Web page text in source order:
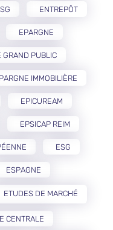
ENTREPÔT
EPARGNE
GRAND PUBLIC
IMMOBILIÈRE
EPICUREAM
EPSICAP REIM
ESG
ESPAGNE
ETUDES DE MARCHÉ
CENTRALE